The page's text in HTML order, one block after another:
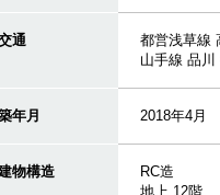
通
都営浅草線
山手線 品川
年月 2018年4月
物構造
RC造
地上 12階